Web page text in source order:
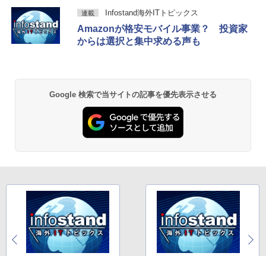
連載 Infostand海外ITトピックス
Amazonが格安モバイル事業？ 投資家
からは選択と集中求める声も
Google 検索で当サイトの記事を優先表示させる